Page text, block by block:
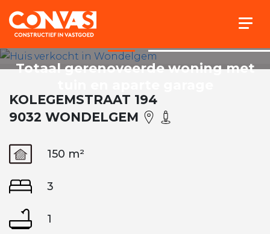
KOLEGEMSTRAAT 194
9032 WONDELGEM
150 m²
3
1
Totaal gerenoveerde woning met